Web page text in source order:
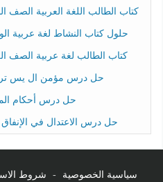
كتاب الطالب اللغة العربية الصف
حلول كتاب النشاط لغة عربية
كتاب الطالب لغة عربية الصف الرابع
حل درس مؤمن ال يس
حل درس أحكام
حل درس الاعتدال في
سياسية الخصوصية - شروط